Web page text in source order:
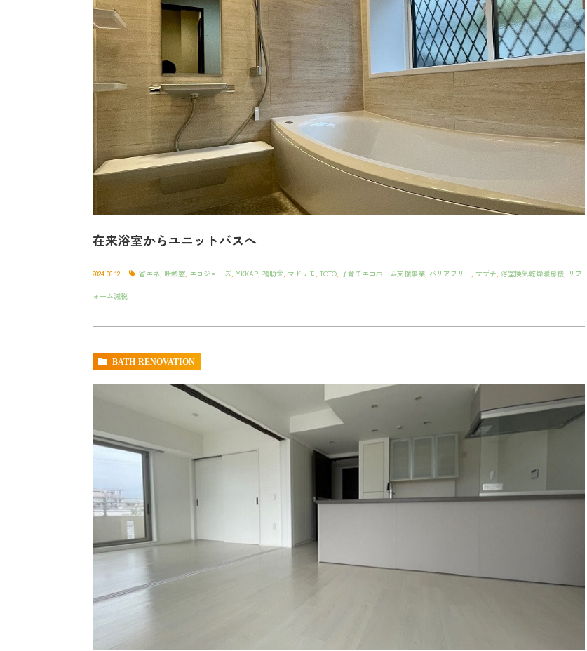
在来浴室からユニットバスへ
2024.06.12 省エネ, 断熱窓, エコジョーズ, YKKAP, 補助金, マドリモ, TOTO, 子育てエコホーム支援事業, バリアフリー, サザナ, 浴室換気乾燥暖房機, リフ
ォーム減税
BATH-RENOVATION